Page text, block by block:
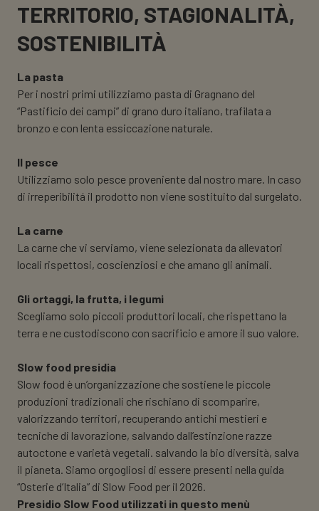
TERRITORIO, STAGIONALITÀ,
SOSTENIBILITÀ
La pasta
Per i nostri primi utilizziamo pasta di Gragnano del
“Pastificio dei campi” di grano duro italiano, trafilata a
bronzo e con lenta essiccazione naturale.
Il pesce
Utilizziamo solo pesce proveniente dal nostro mare. In caso
di irreperibilitá il prodotto non viene sostituito dal surgelato.
La carne
La carne che vi serviamo, viene selezionata da allevatori
locali rispettosi, coscienziosi e che amano gli animali.
Gli ortaggi, la frutta, i legumi
Scegliamo solo piccoli produttori locali, che rispettano la
terra e ne custodiscono con sacrificio e amore il suo valore.
Slow food presidia
Slow food è un’organizzazione che sostiene le piccole
produzioni tradizionali che rischiano di scomparire,
valorizzando territori, recuperando antichi mestieri e
tecniche di lavorazione, salvando dall’estinzione razze
autoctone e varietà vegetali. salvando la bio diversità, salva
il pianeta. Siamo orgogliosi di essere presenti nella guida
“Osterie d’Italia” di Slow Food per il 2026.
Presidio Slow Food utilizzati in questo menù